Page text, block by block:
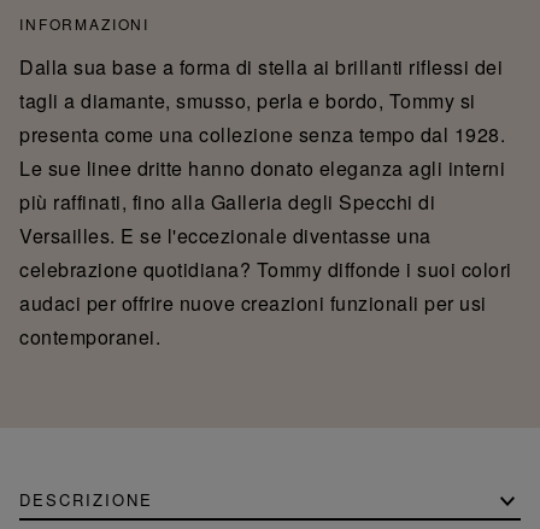
INFORMAZIONI
Dalla sua base a forma di stella ai brillanti riflessi dei
tagli a diamante, smusso, perla e bordo, Tommy si
presenta come una collezione senza tempo dal 1928.
Le sue linee dritte hanno donato eleganza agli interni
più raffinati, fino alla Galleria degli Specchi di
Versailles. E se l'eccezionale diventasse una
celebrazione quotidiana? Tommy diffonde i suoi colori
audaci per offrire nuove creazioni funzionali per usi
contemporanei.
DESCRIZIONE